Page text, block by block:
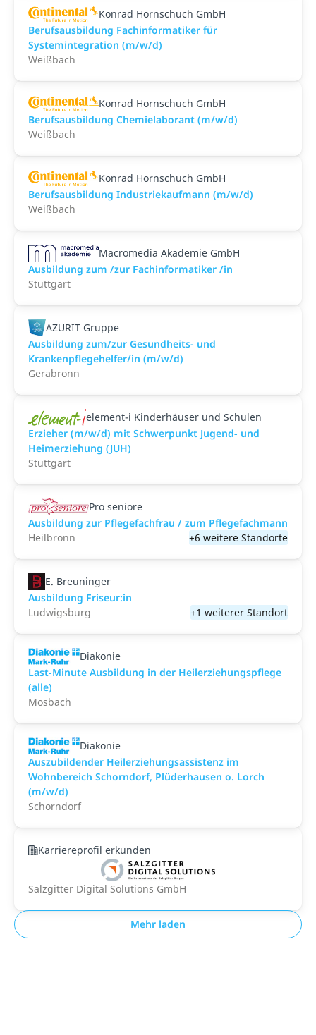
Konrad Hornschuch GmbH
Berufsausbildung Fachinformatiker für
Systemintegration (m/w/d)
Weißbach
Konrad Hornschuch GmbH
Berufsausbildung Chemielaborant (m/w/d)
Weißbach
Konrad Hornschuch GmbH
Berufsausbildung Industriekaufmann (m/w/d)
Weißbach
Macromedia Akademie GmbH
Ausbildung zum /zur Fachinformatiker /in
Stuttgart
AZURIT Gruppe
Ausbildung zum/zur Gesundheits- und
Krankenpflegehelfer/in (m/w/d)
Gerabronn
element-i Kinderhäuser und Schulen
Erzieher (m/w/d) mit Schwerpunkt Jugend- und
Heimerziehung (JUH)
Stuttgart
Pro seniore
Ausbildung zur Pflegefachfrau / zum Pflegefachmann
Heilbronn
+6 weitere Standorte
E. Breuninger
Ausbildung Friseur:in
Ludwigsburg
+1 weiterer Standort
Diakonie
Last-Minute Ausbildung in der Heilerziehungspflege
(alle)
Mosbach
Diakonie
Auszubildender Heilerziehungsassistenz im
Wohnbereich Schorndorf, Plüderhausen o. Lorch
(m/w/d)
Schorndorf
Karriereprofil erkunden
Salzgitter Digital Solutions GmbH
Mehr laden